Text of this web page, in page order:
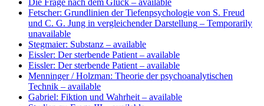
Fetscher: Grundlinien der Tiefenpsychologie von S. Freud
und C. G. Jung in vergleichender Darstellung – Temporarily
unavailable
Stegmaier: Substanz – available
Eissler: Der sterbende Patient – available
Eissler: Der sterbende Patient – available
Menninger / Holzman: Theorie der psychoanalytischen
Technik – available
Gabriel: Fiktion und Wahrheit – available